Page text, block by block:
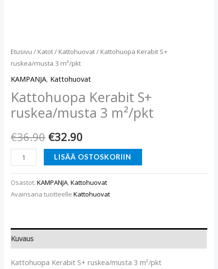
Etusivu / Katot/ Kattohuovat/ Kattohuopa Kerabit S+
ruskea/musta 3 m²/pkt
KAMPANJA, Kattohuovat
Kattohuopa Kerabit S+
ruskea/musta 3 m²/pkt
€36.90 €32.90
LISÄÄ OSTOSKORIIN
Osastot:KAMPANJA,Kattohuovat
Avainsana tuotteelleKattohuovat
Kuvaus
Kattohuopa Kerabit S+ ruskea/musta 3 m²/pkt